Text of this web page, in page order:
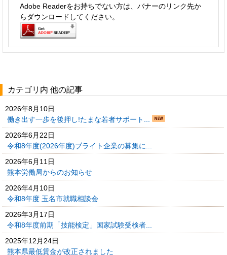
Adobe Readerをお持ちでない方は、バナーのリンク先か
らダウンロードしてください。
カテゴリ内 他の記事
2026年8月10日
働き出す一歩を後押し!たまな若者サポート...
2026年6月22日
令和8年度(2026年度)ブライト企業の募集に...
2026年6月11日
熊本労働局からのお知らせ
2026年4月10日
令和8年度 玉名市就職相談会
2026年3月17日
令和8年度前期「技能検定」国家試験受検者...
2025年12月24日
熊本県最低賃金が改正されました